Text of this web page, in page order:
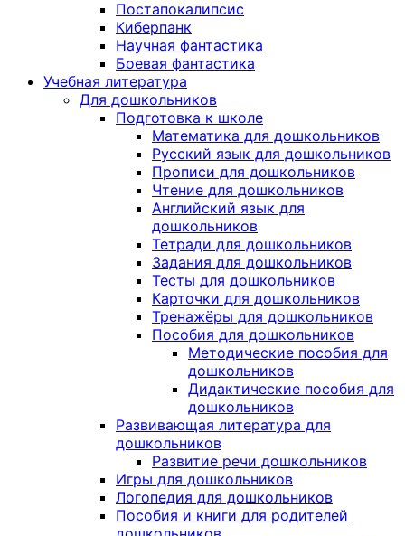
Постапокалипсис
Киберпанк
Научная фантастика
Боевая фантастика
Учебная литература
Для дошкольников
Подготовка к школе
Математика для дошкольников
Русский язык для дошкольников
Прописи для дошкольников
Чтение для дошкольников
Английский язык для
дошкольников
Тетради для дошкольников
Задания для дошкольников
Тесты для дошкольников
Карточки для дошкольников
Тренажёры для дошкольников
Пособия для дошкольников
Методические пособия для
дошкольников
Дидактические пособия для
дошкольников
Развивающая литература для
дошкольников
Развитие речи дошкольников
Игры для дошкольников
Логопедия для дошкольников
Пособия и книги для родителей